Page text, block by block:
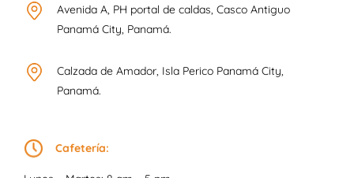
Avenida A, PH portal de caldas, Casco Antiguo
Panamá City, Panamá.
Calzada de Amador, Isla Perico Panamá City,
Panamá.
Cafetería: